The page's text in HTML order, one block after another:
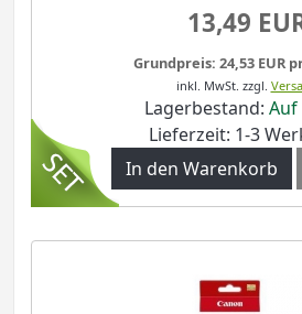
13,49
Grundpreis: 24,53 EUR
inkl. MwSt. zzgl.
Lagerbestand: Auf
Lieferzeit: 1-3
In den Warenkorb